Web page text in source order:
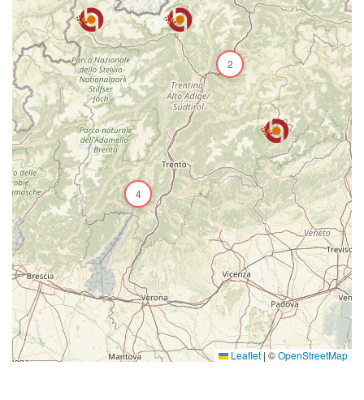
4
2
Leaflet | ©OpenStreetMap